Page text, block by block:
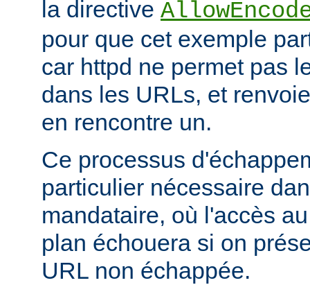
la directive
pour que cet exemple
car httpd ne permet pas
dans les URLs, et
en rencontre un.
Ce processus
particulier nécessaire
mandataire, où l'accès
plan échouera si on
URL non échappée.